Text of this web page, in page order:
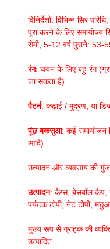
विनिर्देशों: विभिन्न सिर
पूरा करने के लिए समायोज्य
सेमी, 5-12 वर्ष पुराने: 53-
रंग: चयन के लिए बहु-रंग
जा सकता है)
पैटर्न: कढ़ाई / मुद्रण, या
पूंछ बकसुआ: कई समायोजन
आदि)
उत्पादन और व्यवसाय की
उत्पादन: कैप्स, बेसबॉल कैप,
पर्यटक टोपी, नेट टोपी,
मुख्य रूप से ग्राहक की
उत्पादित